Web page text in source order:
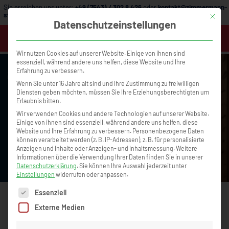
MENÜ
Sie erreichen uns unter:+49 (7543) / 302 8 426oderkontakt@zimmermann-
strategie.de
Büroorganisation, die Zeit spart und
Unternehmen entlastet – mit Tanja Klingen
Podcast Nr. 105
Warum
echten Erfolg sind
Mit
Datenschutzeinstellungen
Wir nutzen Cookies auf unserer Website. Einige von ihnen sind
essenziell, während andere uns helfen, diese Website und Ihre
Erfahrung zu verbessern.
Wenn Sie unter 16 Jahre alt sind und Ihre Zustimmung zu freiwilligen
Diensten geben möchten, müssen Sie Ihre Erziehungsberechtigten um
Erlaubnis bitten.
Wir verwenden Cookies und andere Technologien auf unserer Website.
Einige von ihnen sind essenziell, während andere uns helfen, diese
Website und Ihre Erfahrung zu verbessern. Personenbezogene Daten
können verarbeitet werden (z. B. IP-Adressen), z. B. für personalisierte
Anzeigen und Inhalte oder Anzeigen- und Inhaltsmessung.Weitere
Informationen über die Verwendung Ihrer Daten finden Sie in unserer
Datenschutzerklärung.Sie können Ihre Auswahl jederzeit unter
Einstellungen widerrufen oder anpassen.
Es folgt eine Liste der Service-Gruppen, für die eine
Essenziell
Externe Medien